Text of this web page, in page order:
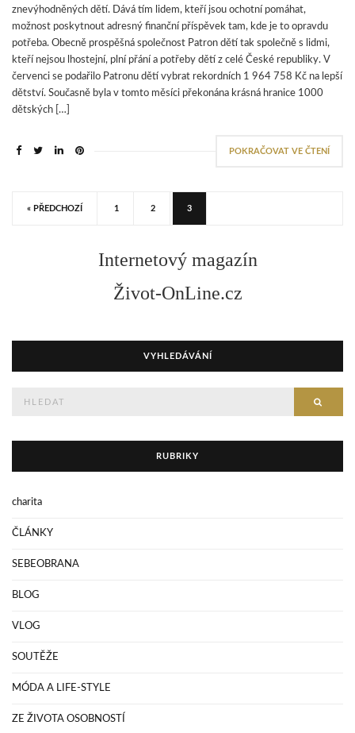
znevýhodněných dětí. Dává tím lidem, kteří jsou ochotní pomáhat,
možnost poskytnout adresný finanční příspěvek tam, kde je to opravdu
potřeba. Obecně prospěšná společnost Patron dětí tak společně s lidmi,
kteří nejsou lhostejní, plní přání a potřeby dětí z celé České republiky. V
červenci se podařilo Patronu dětí vybrat rekordních 1 964 758 Kč na lepší
dětství. Současně byla v tomto měsíci překonána krásná hranice 1000
dětských […]
POKRAČOVAT VE ČTENÍ
« PŘEDCHOZÍ 1 2 3
Internetový magazín
Život-OnLine.cz
VYHLEDÁVÁNÍ
RUBRIKY
charita
ČLÁNKY
SEBEOBRANA
BLOG
VLOG
SOUTĚŽE
MÓDA A LIFE-STYLE
ZE ŽIVOTA OSOBNOSTÍ